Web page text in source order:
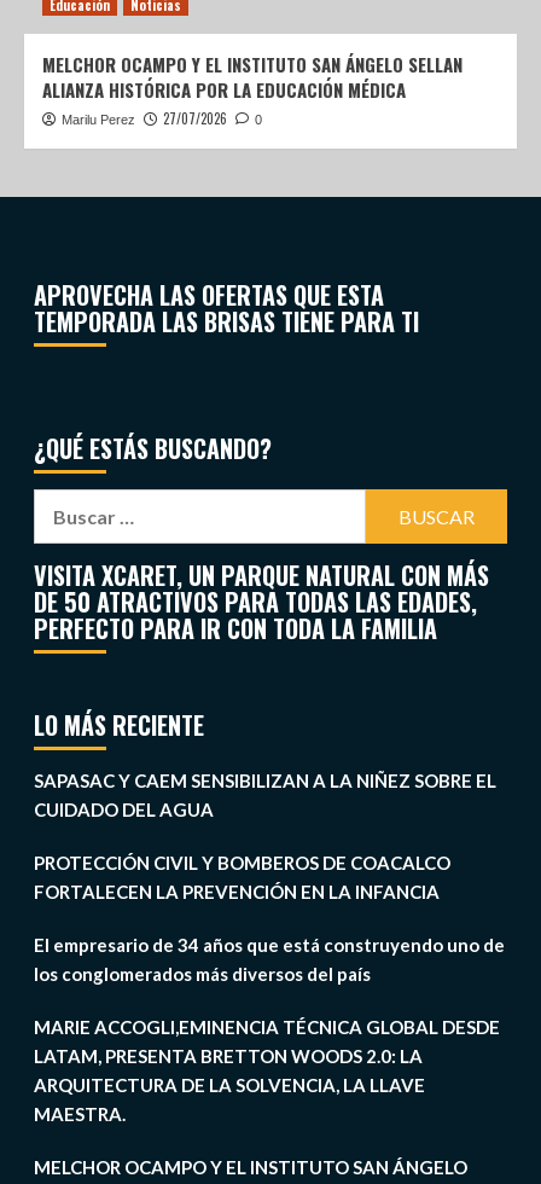
Educación Noticias
MELCHOR OCAMPO Y EL INSTITUTO SAN ÁNGELO SELLAN
ALIANZA HISTÓRICA POR LA EDUCACIÓN MÉDICA
Marilu Perez 27/07/2026 0
APROVECHA LAS OFERTAS QUE ESTA
TEMPORADA LAS BRISAS TIENE PARA TI
¿QUÉ ESTÁS BUSCANDO?
VISITA XCARET, UN PARQUE NATURAL CON MÁS
DE 50 ATRACTIVOS PARA TODAS LAS EDADES,
PERFECTO PARA IR CON TODA LA FAMILIA
LO MÁS RECIENTE
SAPASAC Y CAEM SENSIBILIZAN A LA NIÑEZ SOBRE EL
CUIDADO DEL AGUA
PROTECCIÓN CIVIL Y BOMBEROS DE COACALCO
FORTALECEN LA PREVENCIÓN EN LA INFANCIA
El empresario de 34 años que está construyendo uno de
los conglomerados más diversos del país
MARIE ACCOGLI,EMINENCIA TÉCNICA GLOBAL DESDE
LATAM, PRESENTA BRETTON WOODS 2.0: LA
ARQUITECTURA DE LA SOLVENCIA, LA LLAVE
MAESTRA.
MELCHOR OCAMPO Y EL INSTITUTO SAN ÁNGELO